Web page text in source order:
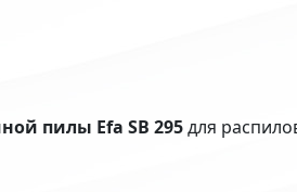
пилы Efa SB 295для